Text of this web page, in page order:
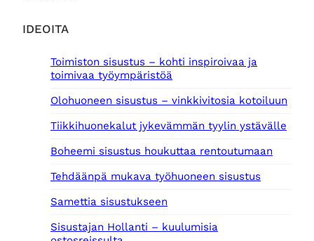
IDEOITA
Toimiston sisustus – kohti inspiroivaa ja
toimivaa työympäristöä
Olohuoneen sisustus – vinkkivitosia kotoiluun
Tiikkihuonekalut jykevämmän tyylin ystävälle
Boheemi sisustus houkuttaa rentoutumaan
Tehdäänpä mukava työhuoneen sisustus
Samettia sisustukseen
Sisustajan Hollanti – kuulumisia